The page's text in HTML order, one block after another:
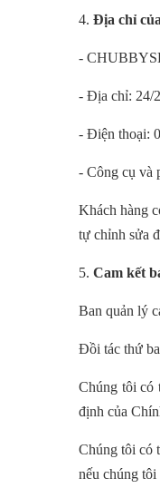
4. Địa chỉ
-
- Địa chỉ: 24/
- Điện thoại:
- Công cụ và
Khách hàng
tự chỉnh sửa
5. Cam kết
Ban quản lý
Đồi tác thứ
Chúng tôi có
định của
Chúng tôi có
nếu chúng tôi